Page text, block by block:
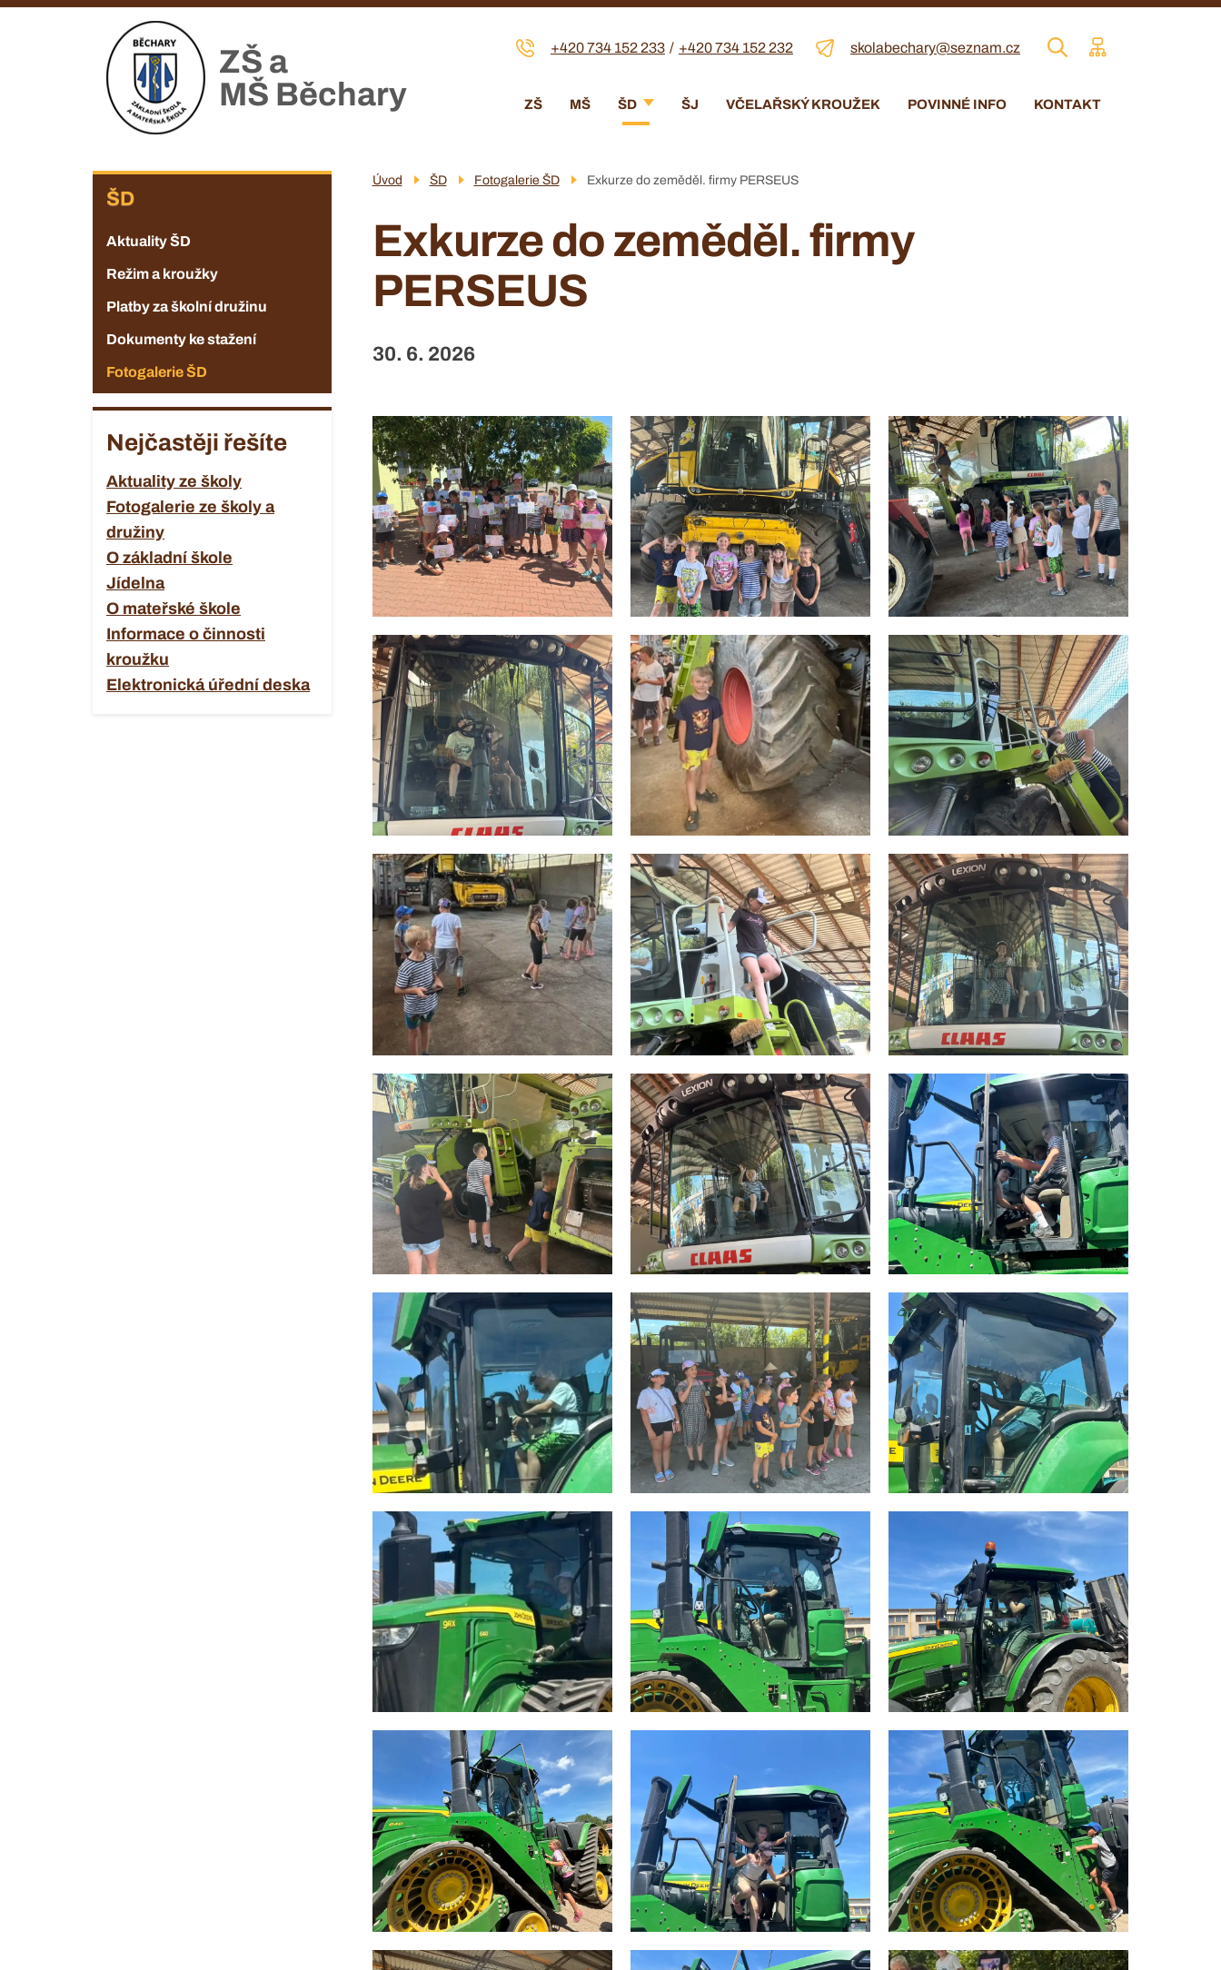
Přejít
ZŠ a
MŠ Běchary
+420 734 152 233 +420 734 152 232 skolabechary@seznam.cz
Menu
ZŠ MŠ ŠD ŠJ VČELAŘSKÝ KROUŽEK POVINNÉ INFO KONTAKT
ZŠ
ŠD
Aktuality ŠD
Režim a kroužky
Platby za školní družinu
Dokumenty ke stažení
Fotogalerie ŠD
Nejčastěji řešíte
Aktuality ze školy
Fotogalerie ze školy a
družiny
O základní škole
Jídelna
O mateřské škole
Informace o činnosti
kroužku
Elektronická úřední deska
Úvod ŠD Fotogalerie ŠD Exkurze do zeměděl. firmy PERSEUS
Exkurze do zeměděl. firmy
PERSEUS
30. 6. 2026